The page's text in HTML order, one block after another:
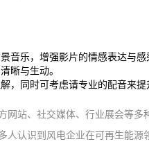
音乐，增强影片的情感表达与感
晰与生动。
，同时可考虑请专业的配音来提
网站、社交媒体、行业展会等多
人认识到风电企业在可再生能源